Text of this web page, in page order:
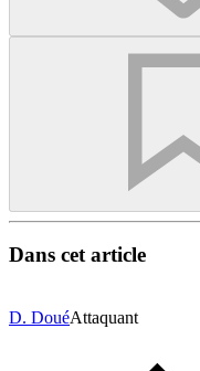
Dans cet article
D. DouéAttaquant